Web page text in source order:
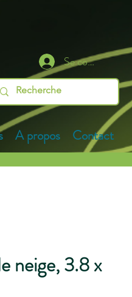
Se connecter
A propos Contact
neige, 3.8 x